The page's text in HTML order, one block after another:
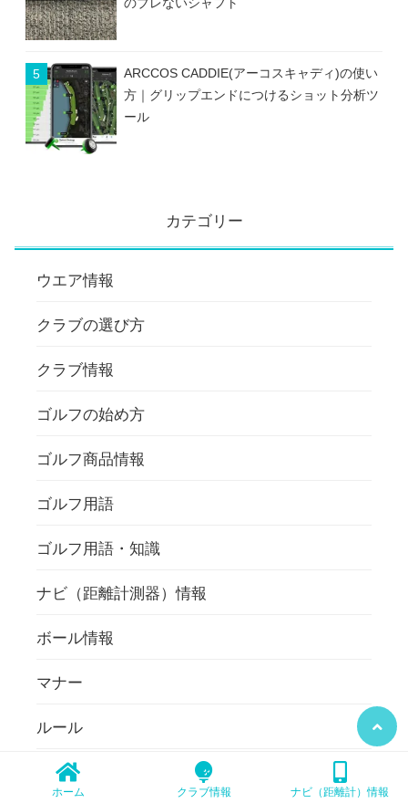
のブレないシャフト
ARCCOS CADDIE(アーコスキャディ)の使い
方｜グリップエンドにつけるショット分析ツ
ール
カテゴリー
ウエア情報
クラブの選び方
クラブ情報
ゴルフの始め方
ゴルフ商品情報
ゴルフ用語
ゴルフ用語・知識
ナビ（距離計測器）情報
ボール情報
マナー
ルール
初心者からのゴルフ情報
ホーム クラブ情報 ナビ（距離計）情報